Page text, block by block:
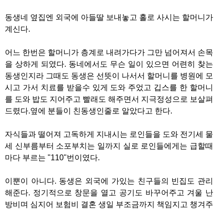
동생네 옆집엔 외국에 아들딸 보내놓고 홀로 사시는 할머니가
계신다.
어느 한번은 할머니가 층계로 내려가다가 그만 넘어져서 손목
을 상하게 되였다. 동네에서도 무슨 일이 있으면 어련히 찾는
동생인지라 그때도 동생은 선뜻이 나서서 할머니를 병원에 모
시고 가서 치료를 받을수 있게 도와 주었고 깁스를 한 할머니
를 도와 밥도 지어주고 빨래도 해주면서 지극정성으로 보살펴
드렸다.옆에 분들이 친동생인줄로 알았다고 한다.
자식들과 떨어져 고독하게 지내시는 로인들을 도와 전기세 물
세 신부름부터 소포부치는 일까지 실로 로인들에게는 급할때
마다 부르는 "110"번이였다.
이뿐이 아니다. 동생은 외국에 가있는 친구들의 빈집도 관리
해준다. 정기적으로 창문을 열고 공기도 바꾸어주고 겨울 난
방비며 심지어 보험비 결혼 생일 부조금까지 책임지고 챙겨주